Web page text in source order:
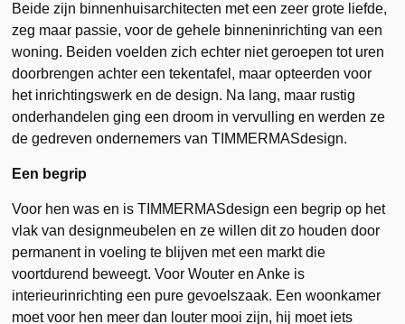
Beide zijn binnenhuisarchitecten met een zeer grote liefde,
zeg maar passie, voor de gehele binneninrichting van een
woning. Beiden voelden zich echter niet geroepen tot uren
doorbrengen achter een tekentafel, maar opteerden voor
het inrichtingswerk en de design. Na lang, maar rustig
onderhandelen ging een droom in vervulling en werden ze
de gedreven ondernemers van TIMMERMASdesign.
Een begrip
Voor hen was en is TIMMERMASdesign een begrip op het
vlak van designmeubelen en ze willen dit zo houden door
permanent in voeling te blijven met een markt die
voortdurend beweegt. Voor Wouter en Anke is
interieurinrichting een pure gevoelszaak. Een woonkamer
moet voor hen meer dan louter mooi zijn, hij moet iets